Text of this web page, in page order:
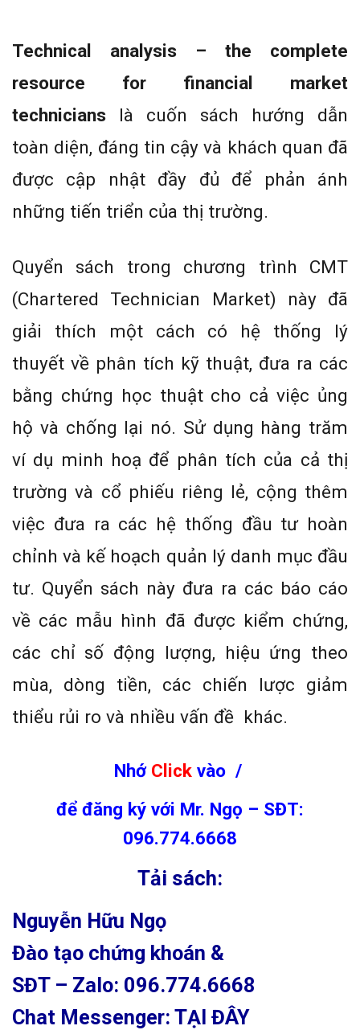
Technical analysis – the complete
resource for financial market
technicians là cuốn sách hướng dẫn
toàn diện, đáng tin cậy và khách quan đã
được cập nhật đầy đủ để phản ánh
những tiến triển của thị trường.
Quyển sách trong chương trình CMT
(Chartered Technician Market) này đã
giải thích một cách có hệ thống lý
thuyết về phân tích kỹ thuật, đưa ra các
bằng chứng học thuật cho cả việc ủng
hộ và chống lại nó. Sử dụng hàng trăm
ví dụ minh hoạ để phân tích của cả thị
trường và cổ phiếu riêng lẻ, cộng thêm
việc đưa ra các hệ thống đầu tư hoàn
chỉnh và kế hoạch quản lý danh mục đầu
tư. Quyển sách này đưa ra các báo cáo
về các mẫu hình đã được kiểm chứng,
các chỉ số động lượng, hiệu ứng theo
mùa, dòng tiền, các chiến lược giảm
thiểu rủi ro và nhiều vấn đề khác.
Nhớ Click vào /
để đăng ký với Mr. Ngọ – SĐT:
096.774.6668
Tải sách:
Nguyễn Hữu Ngọ
Đào tạo chứng khoán &
SĐT – Zalo: 096.774.6668
Chat Messenger: TẠI ĐÂY